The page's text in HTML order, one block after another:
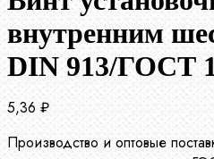
внутренним
DIN 913/ГОСТ
5,36 ₽
Производство и оптовые